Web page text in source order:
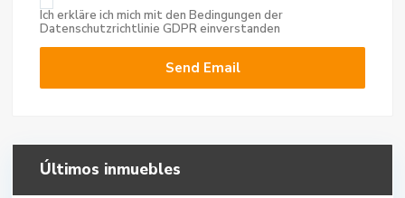
Ich erkläre ich mich mit den Bedingungen der
Datenschutzrichtlinie GDPR einverstanden
Últimos inmuebles